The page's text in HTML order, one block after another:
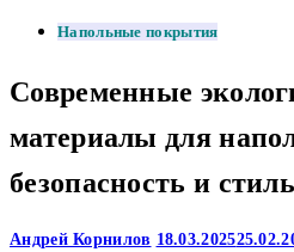
Напольные покрытия
Современные
материалы для
безопасность и
Андрей Корнилов 18.03.2025